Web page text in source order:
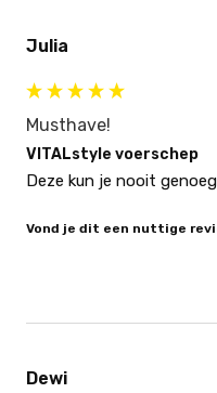
Julia
Musthave!
VITALstyle voerschep
Deze kun je nooit
Vond je dit een nuttige
Dewi